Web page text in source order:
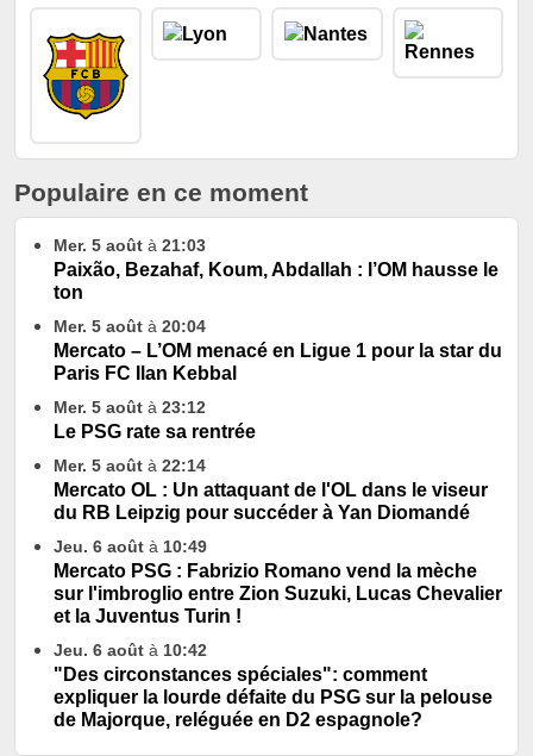
Populaire en ce moment
Mer. 5 août à 21:03
Paixão, Bezahaf, Koum, Abdallah : l’OM hausse le
ton
Mer. 5 août à 20:04
Mercato – L’OM menacé en Ligue 1 pour la star du
Paris FC Ilan Kebbal
Mer. 5 août à 23:12
Le PSG rate sa rentrée
Mer. 5 août à 22:14
Mercato OL : Un attaquant de l'OL dans le viseur
du RB Leipzig pour succéder à Yan Diomandé
Jeu. 6 août à 10:49
Mercato PSG : Fabrizio Romano vend la mèche
sur l'imbroglio entre Zion Suzuki, Lucas Chevalier
et la Juventus Turin !
Jeu. 6 août à 10:42
"Des circonstances spéciales": comment
expliquer la lourde défaite du PSG sur la pelouse
de Majorque, reléguée en D2 espagnole?